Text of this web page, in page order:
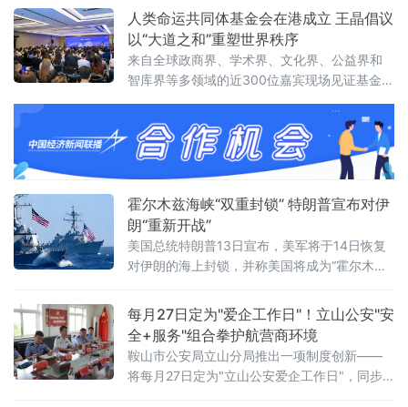
庭家教家风建设”列为重点议题之一，明确推动
院家共建，以家风促廉风，共筑廉洁防线。会
议对当前全省法院党风廉政建设面临的形势进
行了分析，指出要清醒认识严峻挑战，发扬自
我革命精神，聚焦“五个过硬”，教育引导干警砺
初心、铸法魂、明法纪、固底线，着力
人类命运共同体基金会在港成立 王晶倡议
以“大道之和”重塑世界秩序
来自全球政商界、学术界、文化界、公益界和
智库界等多领域的近300位嘉宾现场见证基金会
王晶以《开启新轴心时代》为题发表主旨演
讲，她指出，人类社会历经数千年演进，科技
生产力与物质财富实现跨越式增长，但和平、
发展、安全、信
霍尔木兹海峡“双重封锁” 特朗普宣布对伊
朗“重新开战”
美国总统特朗普13日宣布，美军将于14日恢复
对伊朗的海上封锁，并称美国将成为“霍尔木兹
取20%的费用。美军中央司令部随后确认，封
锁行动将于美国东部时间14日16时（伊朗当地
时间14日23时30分）正式启动。这意味着美伊
两国总统6月17日远程签署的谅解备忘录，在生
效不到一个月后即告名存实亡。从“停火”到“重
每月27日定为"爱企工作日"！立山公安"安
全+服务"组合拳护航营商环境
鞍山市公安局立山分局推出一项制度创新——
将每月27日定为"立山公安爱企工作日"，同步